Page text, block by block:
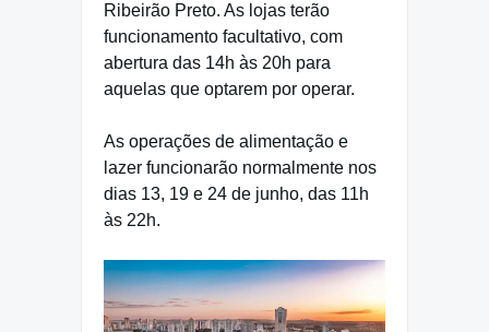
Ribeirão Preto. As lojas terão
funcionamento facultativo, com
abertura das 14h às 20h para
aquelas que optarem por operar.
As operações de alimentação e
lazer funcionarão normalmente nos
dias 13, 19 e 24 de junho, das 11h
às 22h.